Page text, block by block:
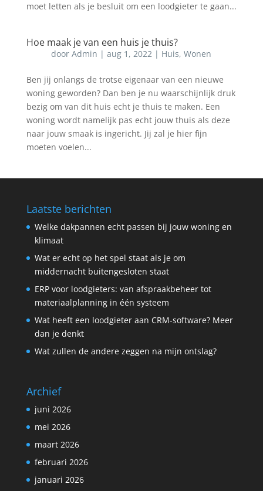
moet letten als je besluit om een loodgieter te gaan...
Hoe maak je van een huis je thuis?
doorAdmin |aug 1, 2022 | Huis,Wonen
Ben jij onlangs de trotse eigenaar van een nieuwe
woning geworden? Dan ben je nu waarschijnlijk druk
bezig om van dit huis echt je thuis te maken. Een
woning wordt namelijk pas echt jouw thuis als deze
naar jouw smaak is ingericht. Jij zal je hier fijn
moeten voelen...
Laatste berichten
Welke dakpannen echt passen bij jouw woning en
klimaat
Wat er echt op het spel staat als je om
middernacht buitengesloten staat
ERP voor loodgieters: van afspraakbeheer tot
materiaalplanning in één systeem
Wat heeft een loodgieter aan CRM-software? Meer
dan je denkt
Wat zullen de andere zeggen na mijn ontslag?
Archief
juni 2026
mei 2026
maart 2026
februari 2026
januari 2026